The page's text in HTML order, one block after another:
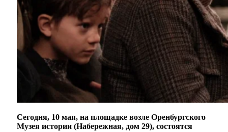
Сегодня, 10 мая, на площадке возле Оренбургского
Музея истории (Набережная, дом 29), состоятся